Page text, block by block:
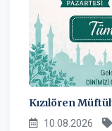
Kızılören
10.08.2026